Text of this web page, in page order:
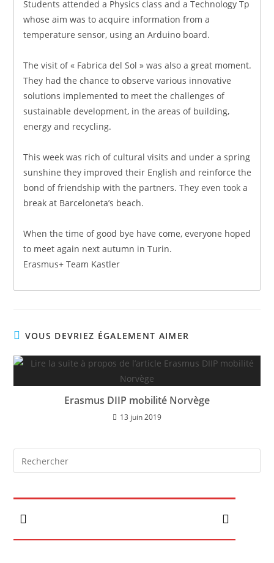
Students attended a Physics class and a Technology Tp
whose aim was to acquire information from a
temperature sensor, using an Arduino board.
The visit of « Fabrica del Sol » was also a great moment.
They had the chance to observe various innovative
solutions implemented to meet the challenges of
sustainable development, in the areas of building,
energy and recycling.
This week was rich of cultural visits and under a spring
sunshine they improved their English and reinforce the
bond of friendship with the partners. They even took a
break at Barceloneta’s beach.
When the time of good bye have come, everyone hoped
to meet again next autumn in Turin.
Erasmus+ Team Kastler
VOUS DEVRIEZ ÉGALEMENT AIMER
Erasmus DIIP mobilité Norvège
13 juin 2019